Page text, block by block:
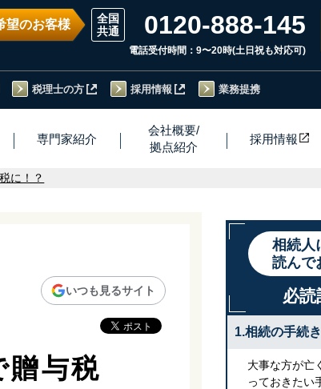
望のお客様 0120-888-145
電話受付時間：9〜20時(土日祝も対応可)
税理士の方 採用情報 業務提携
専門家紹介
会社概要/
拠点紹介
採用情報
に！？
いつも見るサイト
贈与税
相続人
読んで
必読
1.相続の手続
大事な方が亡
っておきたい